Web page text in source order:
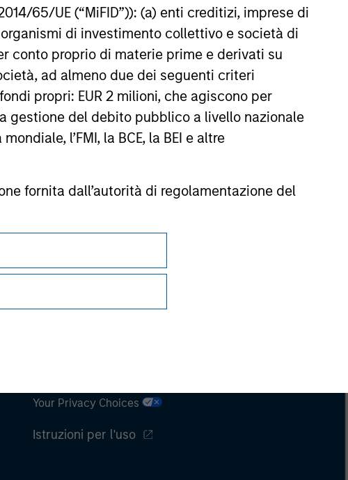
65/UE (“MiFID”)): (a) enti creditizi, imprese di
di investimento collettivo e società di
conto proprio di materie prime e derivati su
ad almeno due dei seguenti criteri
propri: EUR 2 milioni, che agiscono per
gestione del debito pubblico a livello nazionale
l’FMI, la BCE, la BEI e altre
fornita dall’autorità di regolamentazione del
constitute and should not be construed as an
in which such offer or solicitation,
considerations.
Your Privacy Choices
Istruzioni per l'uso